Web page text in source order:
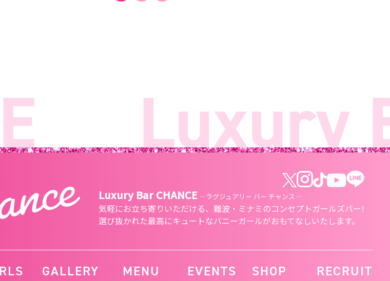
Luxury
Luxury Bar CHANCE ―ラグジュアリー バー チャンス―
気軽にお立ち寄りいただける、 難波・ミナミのコンセプトガールズバー!
選び抜かれた最高にキュートなバニーガールがおもてなしいたします。
GALLERY MENU EVENTS SHOP RECRUIT